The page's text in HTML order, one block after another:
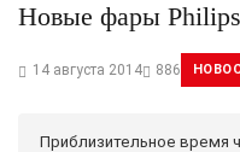
Новые фары
14 августа 2014 886
Приблизительное время